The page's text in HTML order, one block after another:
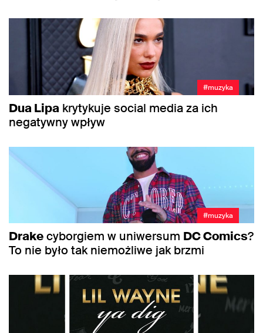
#muzyka
Dua Lipa krytykuje social media za ich
negatywny wpływ
#muzyka
Drakecyborgiem w uniwersum DC Comics?
To nie było tak niemożliwe jak brzmi